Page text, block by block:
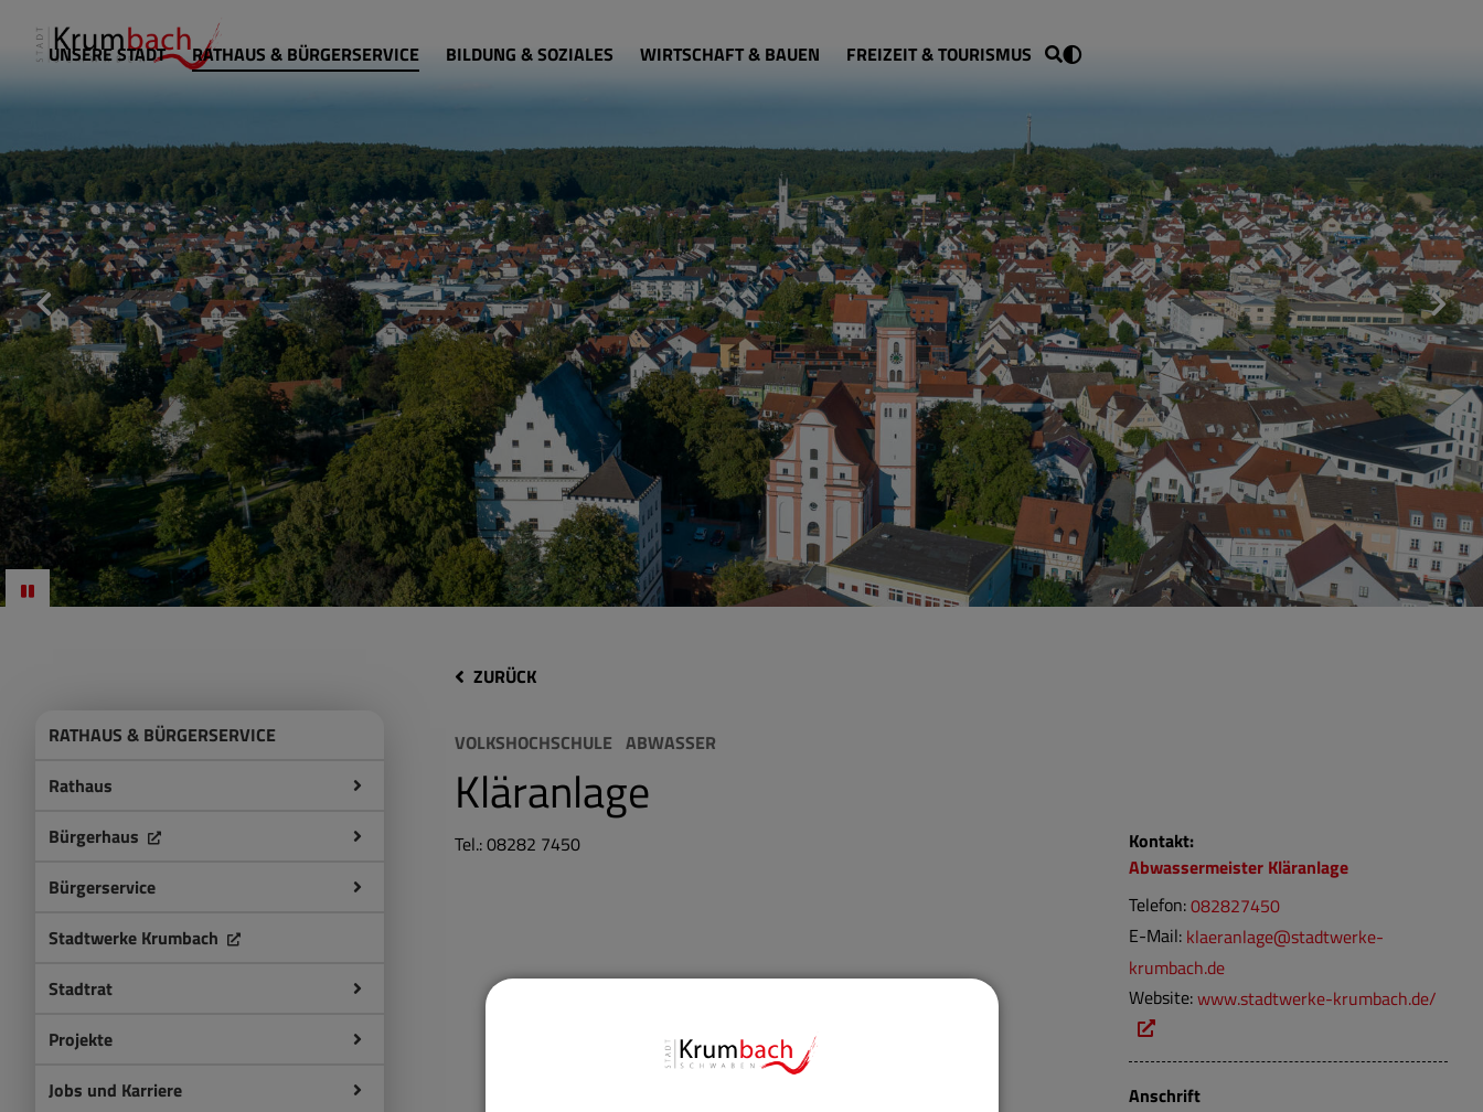
UNSERE STADT RATHAUS & BÜRGERSERVICE BILDUNG & SOZIALES WIRTSCHAFT & BAUEN FREIZEIT & TOURISMUS
RATHAUS & BÜRGERSERVICE
Rathaus
Bürgerhaus
Bürgerservice
Stadtwerke Krumbach
Stadtrat
Projekte
Jobs und Karriere
ZURÜCK
VOLKSHOCHSCHULE ABWASSER
Kläranlage
Tel.: 08282 7450
Kontakt:
Abwassermeister Kläranlage
Telefon:082827450
E-Mail: klaeranlage@stadtwerke-
krumbach.de
Website:www.stadtwerke-krumbach.de/
Anschrift